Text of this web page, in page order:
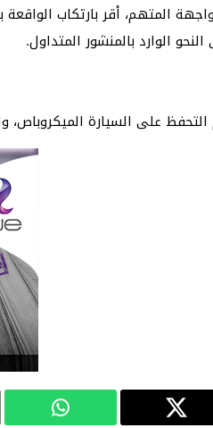
الوارد بالمنشور المتداول.
على السيارة الميكروباص،